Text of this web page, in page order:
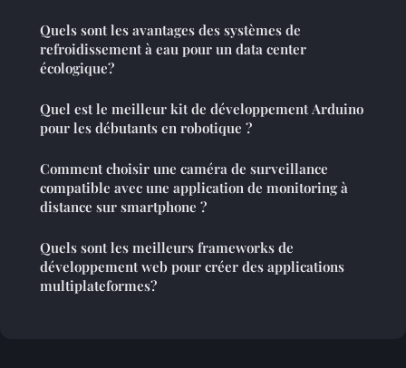
Quels sont les avantages des systèmes de
refroidissement à eau pour un data center
écologique?
Quel est le meilleur kit de développement Arduino
pour les débutants en robotique ?
Comment choisir une caméra de surveillance
compatible avec une application de monitoring à
distance sur smartphone ?
Quels sont les meilleurs frameworks de
développement web pour créer des applications
multiplateformes?